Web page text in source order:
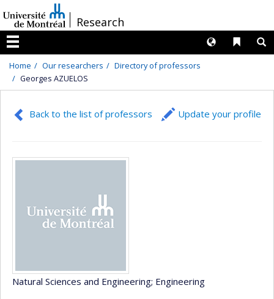
au
contenu
/Research
Menu
Liens
Langues
Home Our researchers
Directory of professors
Georges AZUELOS
Back to the list of professors Update your profile
Natural Sciences and Engineering; Engineering